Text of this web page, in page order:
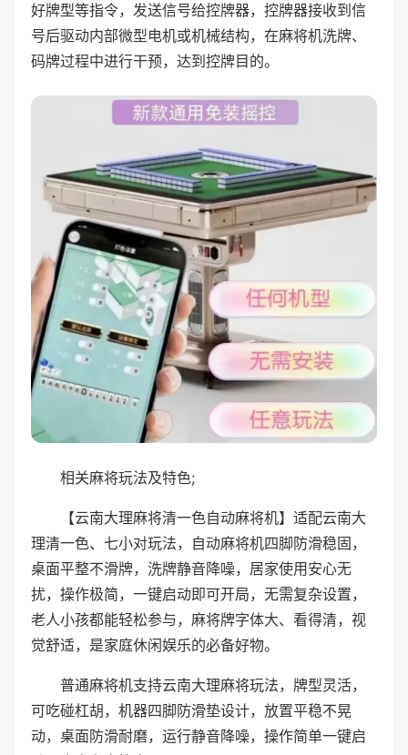
好牌型等指令，发送信号给控牌器，控牌器接收到信
号后驱动内部微型电机或机械结构，在麻将机洗牌、
码牌过程中进行干预，达到控牌目的。
相关麻将玩法及特色;
【云南大理麻将清一色自动麻将机】适配云南大
理清一色、七小对玩法，自动麻将机四脚防滑稳固，
桌面平整不滑牌，洗牌静音降噪，居家使用安心无
扰，操作极简，一键启动即可开局，无需复杂设置，
老人小孩都能轻松参与，麻将牌字体大、看得清，视
觉舒适，是家庭休闲娱乐的必备好物。
普通麻将机支持云南大理麻将玩法，牌型灵活，
可吃碰杠胡，机器四脚防滑垫设计，放置平稳不晃
动，桌面防滑耐磨，运行静音降噪，操作简单一键启